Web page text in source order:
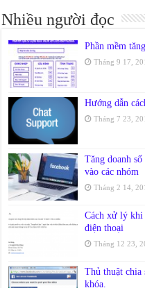
Nhiều người đọc
Phần mềm
Tháng 9 17,
Hướng dẫn
Tháng 7 23,
Tăng doanh
vào các nhóm
Tháng 2 14,
Cách xử lý khi
điện thoại
Tháng 12 23,
Thủ thuật chia
khóa.